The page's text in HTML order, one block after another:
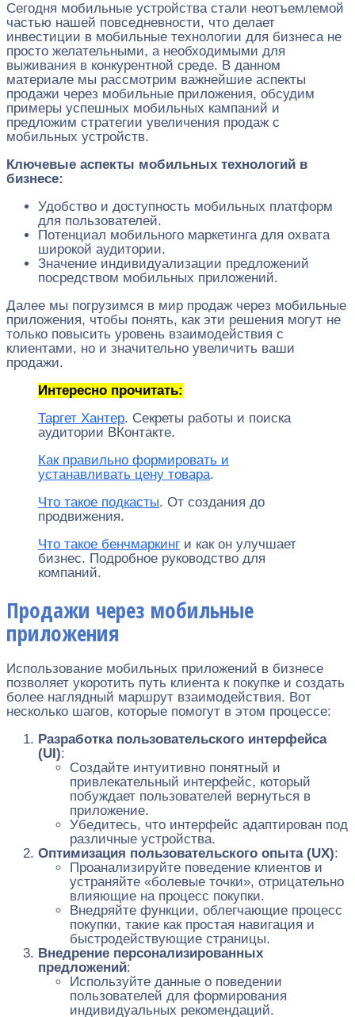
Сегодня мобильные устройства стали неотъемлемой
частью нашей повседневности, что делает
инвестиции в мобильные технологии для бизнеса не
просто желательными, а необходимыми для
выживания в конкурентной среде. В данном
материале мы рассмотрим важнейшие аспекты
продажи через мобильные приложения, обсудим
примеры успешных мобильных кампаний и
предложим стратегии увеличения продаж с
мобильных устройств.
Ключевые аспекты мобильных технологий в
бизнесе:
Удобство и доступность мобильных платформ
для пользователей.
Потенциал мобильного маркетинга для охвата
широкой аудитории.
Значение индивидуализации предложений
посредством мобильных приложений.
Далее мы погрузимся в мир продаж через мобильные
приложения, чтобы понять, как эти решения могут не
только повысить уровень взаимодействия с
клиентами, но и значительно увеличить ваши
продажи.
Интересно прочитать:
Таргет Хантер. Секреты работы и поиска
аудитории ВКонтакте.
Как правильно формировать и
устанавливать цену товара.
Что такое подкасты. От создания до
продвижения.
Что такое бенчмаркинг и как он улучшает
бизнес. Подробное руководство для
компаний.
Продажи через мобильные
приложения
Использование мобильных приложений в бизнесе
позволяет укоротить путь клиента к покупке и создать
более наглядный маршрут взаимодействия. Вот
несколько шагов, которые помогут в этом процессе:
Разработка пользовательского интерфейса
(UI):
Создайте интуитивно понятный и
привлекательный интерфейс, который
побуждает пользователей вернуться в
приложение.
Убедитесь, что интерфейс адаптирован под
различные устройства.
Оптимизация пользовательского опыта (UX):
Проанализируйте поведение клиентов и
устраняйте «болевые точки», отрицательно
влияющие на процесс покупки.
Внедряйте функции, облегчающие процесс
покупки, такие как простая навигация и
быстродействующие страницы.
Внедрение персонализированных
предложений:
Используйте данные о поведении
пользователей для формирования
индивидуальных рекомендаций.